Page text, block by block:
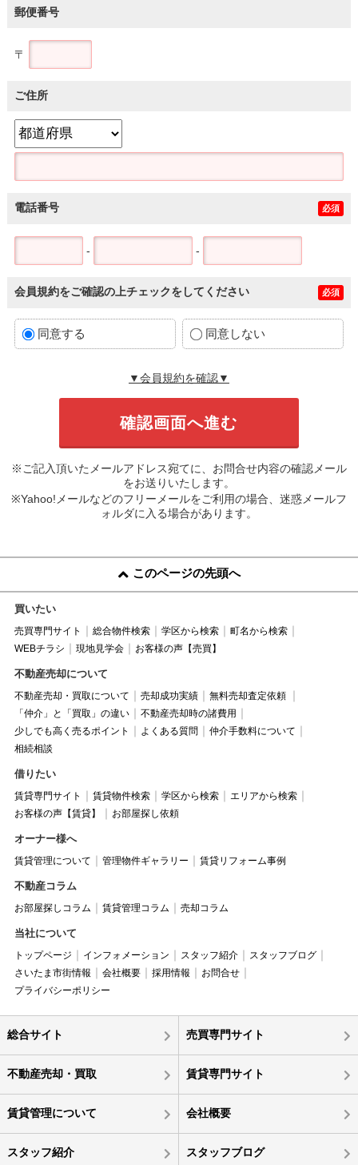
郵便番号
〒
ご住所
電話番号 必須
- -
会員規約をご確認の上チェックをしてください 必須
同意する 同意しない
▼会員規約を確認▼
※ご記入頂いたメールアドレス宛てに、お問合せ内容の確認メール
をお送りいたします。
※Yahoo!メールなどのフリーメールをご利用の場合、迷惑メールフ
ォルダに入る場合があります。
このページの先頭へ
買いたい
売買専門サイト 総合物件検索 学区から検索
町名から検索
WEBチラシ
現地見学会 お客様の声【売買】
不動産売却について
不動産売却・買取について 売却成功実績
無料売却査定依頼
「仲介」と「買取」の違い
不動産売却時の諸費用
少しでも高く売るポイント
よくある質問
仲介手数料について
相続相談
借りたい
賃貸専門サイト 賃貸物件検索 学区から検索
エリアから検索
お客様の声【賃貸】
お部屋探し依頼
オーナー様へ
賃貸管理について 管理物件ギャラリー 賃貸リフォーム事例
不動産コラム
お部屋探しコラム 賃貸管理コラム 売却コラム
当社について
トップページ インフォメーション スタッフ紹介
スタッフブログ
さいたま市街情報
会社概要 採用情報
お問合せ
プライバシーポリシー
総合サイト 売買専門サイト
不動産売却・買取 賃貸専門サイト
賃貸管理について 会社概要
スタッフ紹介 スタッフブログ